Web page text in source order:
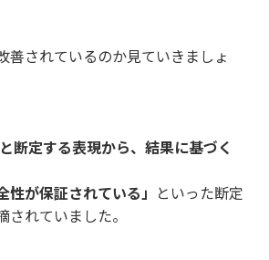
善されているのか見ていきましょ
断定する表現から、結果に基づく
性が保証されている」
といった断定
されていました。